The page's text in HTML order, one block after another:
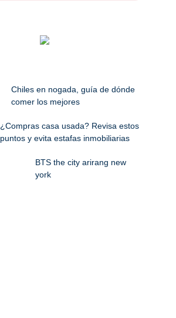
Chiles en nogada, guía de dónde
comer los mejores
¿Compras casa usada? Revisa estos
puntos y evita estafas inmobiliarias
BTS the city arirang new
york